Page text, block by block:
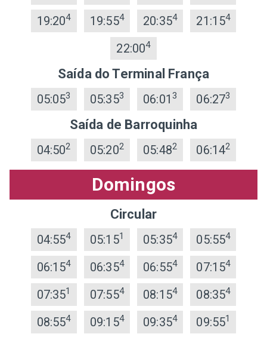
19:204 19:554 20:354 21:154
22:004
Saída do Terminal França
05:053 05:353 06:01 3 06:273
Saída de Barroquinha
04:502 05:202 05:482 06:142
Domingos
Circular
04:554 05:151 05:354 05:554
06:154 06:354 06:554 07:154
07:351 07:554 08:154 08:354
08:554 09:154 09:354 09:551